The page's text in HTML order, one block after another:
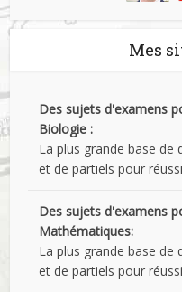
Mes
Des sujets d'examens
Biologie :
La plus grande base de
et de partiels pour
Des sujets d'examens
Mathématiques:
La plus grande base de
et de partiels pour